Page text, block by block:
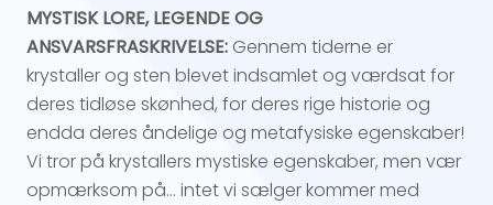
MYSTISK LORE, LEGENDE OG
ANSVARSFRASKRIVELSE: Gennem tiderne er
krystaller og sten blevet indsamlet og værdsat for
deres tidløse skønhed, for deres rige historie og
endda deres åndelige og metafysiske egenskaber!
Vi tror på krystallers mystiske egenskaber, men vær
opmærksom på... intet vi sælger kommer med